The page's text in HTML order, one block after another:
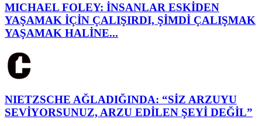
MICHAEL FOLEY: İNSANLAR ESKİDEN
YAŞAMAK İÇİN ÇALIŞIRDI, ŞİMDİ ÇALIŞMAK
YAŞAMAK HALİNE...
NIETZSCHE AĞLADIĞINDA: “SİZ ARZUYU
SEVİYORSUNUZ, ARZU EDİLEN ŞEYİ DEĞİL”